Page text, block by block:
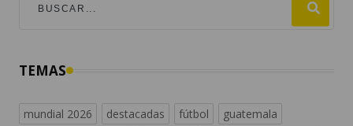
TEMAS
mundial 2026 destacadas fútbol
guatemala